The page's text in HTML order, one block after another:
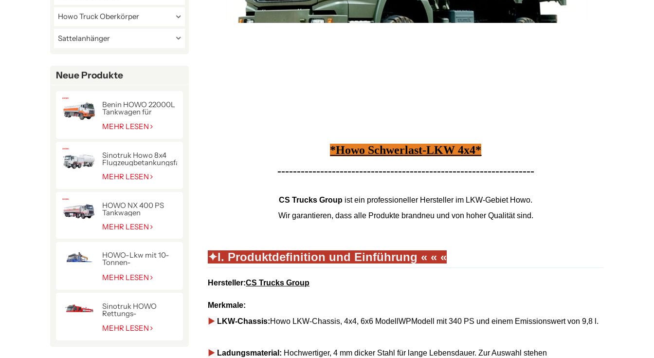
Howo Truck Oberkörper
Sattelanhänger
Neue Produkte
Benin HOWO 22000L
Tankwagen für
Kraftstofflieferung
MEHR LESEN
Sinotruk Howo 8x4
Flugzeugbetankungsfahrzeug
MEHR LESEN
HOWO NX 400 PS
Tankwagen
MEHR LESEN
HOWO-Lkw mit 10-
Tonnen-
MEHR LESEN
Sinotruk HOWO
Rettungs-
Pumpenwagen für die
Polizei
MEHR LESEN
*Howo Schwerlast-LKW 4x4*
------------------------------------------------------------------
CS Trucks Group ist ein professioneller Hersteller im LKW-Gebiet Howo.
Wir garantieren, dass alle Produkte brandneu und von hoher Qualität sind.
✦I. Produktdefinition und Einführung « « «
Hersteller:CS Trucks Group
Merkmale:
▶ LKW-Chassis:Howo LKW-Chassis, 4x4, 6x6 ModellWPModell mit 340 PS und einem Emissionswert von 9,8 l.
▶ Ladungsmaterial: Hochwertiger, 4 mm dicker Stahl für lange Lebensdauer. Zur Auswahl stehen